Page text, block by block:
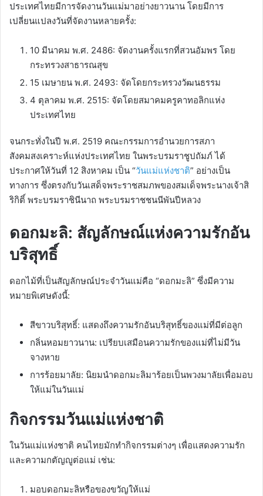
ประเทศไทยมีการจัดงานวันแม่มาอย่างยาวนาน โดยมีการ
เปลี่ยนแปลงวันที่จัดงานหลายครั้ง:
10 มีนาคม พ.ศ. 2486: จัดงานครั้งแรกที่สวนอัมพร โดย
กระทรวงสาธารณสุข
15 เมษายน พ.ศ. 2493: จัดโดยกระทรวงวัฒนธรรม
4 ตุลาคม พ.ศ. 2515: จัดโดยสมาคมครูคาทอลิกแห่ง
ประเทศไทย
จนกระทั่งในปี พ.ศ. 2519 คณะกรรมการอำนวยการสภา
สังคมสงเคราะห์แห่งประเทศไทย ในพระบรมราชูปถัมภ์ ได้
ประกาศให้วันที่ 12 สิงหาคม เป็น “วันแม่แห่งชาติ” อย่างเป็น
ทางการ ซึ่งตรงกับวันเสด็จพระราชสมภพของสมเด็จพระนางเจ้าสิ
ริกิติ์ พระบรมราชินีนาถ พระบรมราชชนนีพันปีหลวง
ดอกมะลิ: สัญลักษณ์แห่งความรักอัน
บริสุทธิ์
ดอกไม้ที่เป็นสัญลักษณ์ประจำวันแม่คือ “ดอกมะลิ” ซึ่งมีความ
หมายพิเศษดังนี้:
สีขาวบริสุทธิ์: แสดงถึงความรักอันบริสุทธิ์ของแม่ที่มีต่อลูก
กลิ่นหอมยาวนาน: เปรียบเสมือนความรักของแม่ที่ไม่มีวัน
จางหาย
การร้อยมาลัย: นิยมนำดอกมะลิมาร้อยเป็นพวงมาลัยเพื่อมอบ
ให้แม่ในวันแม่
กิจกรรมวันแม่แห่งชาติ
ในวันแม่แห่งชาติ คนไทยมักทำกิจกรรมต่างๆ เพื่อแสดงความรัก
และความกตัญญูต่อแม่ เช่น:
มอบดอกมะลิหรือของขวัญให้แม่